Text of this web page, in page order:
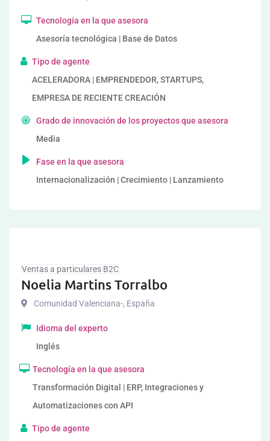
Tecnología en la que asesora
Asesoría tecnológica | Base de Datos
Tipo de agente
ACELERADORA | EMPRENDEDOR, STARTUPS,
EMPRESA DE RECIENTE CREACIÓN
Grado de innovación de los proyectos que asesora
Media
Fase en la que asesora
Internacionalización | Crecimiento | Lanzamiento
Ventas a particulares B2C
Noelia Martins Torralbo
Comunidad Valenciana-, España
Idioma del experto
Inglés
Tecnología en la que asesora
Transformación Digital | ERP, Integraciones y
Automatizaciones con API
Tipo de agente